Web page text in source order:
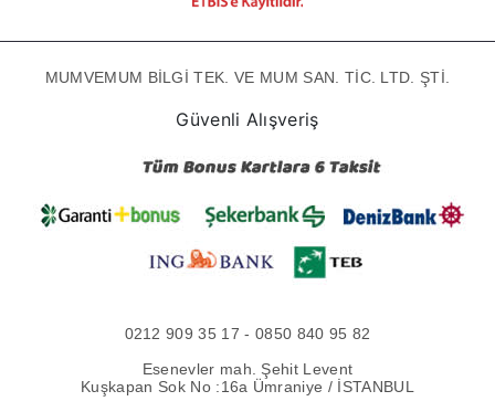
MUMVEMUM BİLGİ TEK. VE MUM SAN. TİC. LTD. ŞTİ.
Güvenli Alışveriş
0212 909 35 17 - 0850 840 95 82
Esenevler mah. Şehit Levent
Kuşkapan Sok No :16a Ümraniye / İSTANBUL